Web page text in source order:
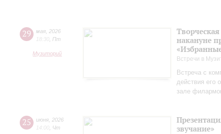
29 мая 2026
18:30 Пт
Музиторий
накануне
Встречи в
Встреча с
действия его
зале
25 июня 2026
14:00 Чт
звучание»